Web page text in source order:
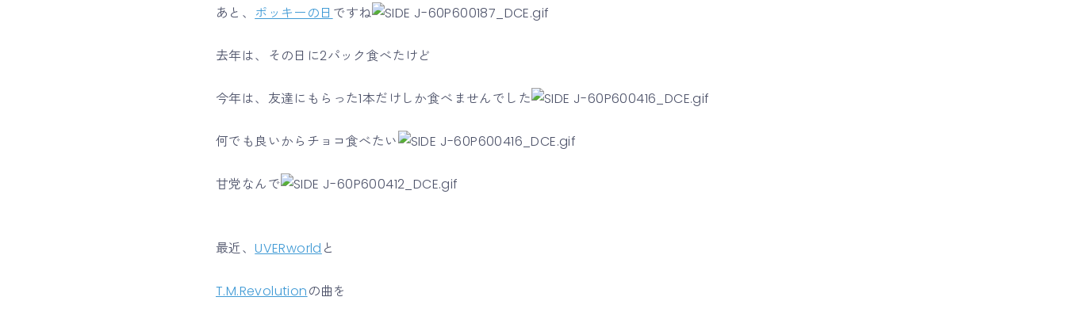
あと、 ポッキーの日 ですね
去年は、その日に2パック食べたけど
今年は、友達にもらった1本だけしか食べませんでした
何でも良いからチョコ食べたい
甘党なんで
最近、UVERworld と
T.M.Revolutionの曲を